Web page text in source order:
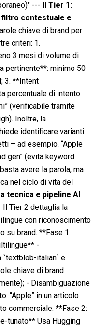
--- Il Tier 1:
filtro contestuale e
chiave di brand per
criteri: 1.
3 mesi di volume di
pertinente**: minimo 50
3. **Intent
percentuale di intento
(verificabile tramite
Inoltre, la
identificare varianti
– ad esempio, “Apple
gen” (evita keyword
avere la parola, ma
nel ciclo di vita del
tecnica e pipeline AI
Il Tier 2 dettaglia la
con riconoscimento
su brand. **Fase 1:
-
`textblob-italian` e
chiave di brand
- Disambiguazione
“Apple” in un articolo
commerciale. **Fase 2:
tunato** Usa Hugging